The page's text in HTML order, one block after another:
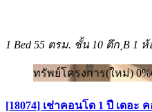
1 Bed 55 ตรม. ชั้น 10 ตึก ฺB 1 ห้
ทรัพย์โครงการ(ใหม่) 0%
[18074] เช่าคอนโด 1 ปี เดอะ